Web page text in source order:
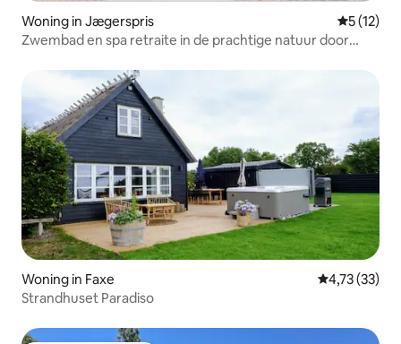
Woning in Jægerspris
5 (12)
Zwembad en spa retraite in de prachtige natuur door
Woning in Faxe Gemiddelde
4,73 (33)
Strandhuset Paradiso